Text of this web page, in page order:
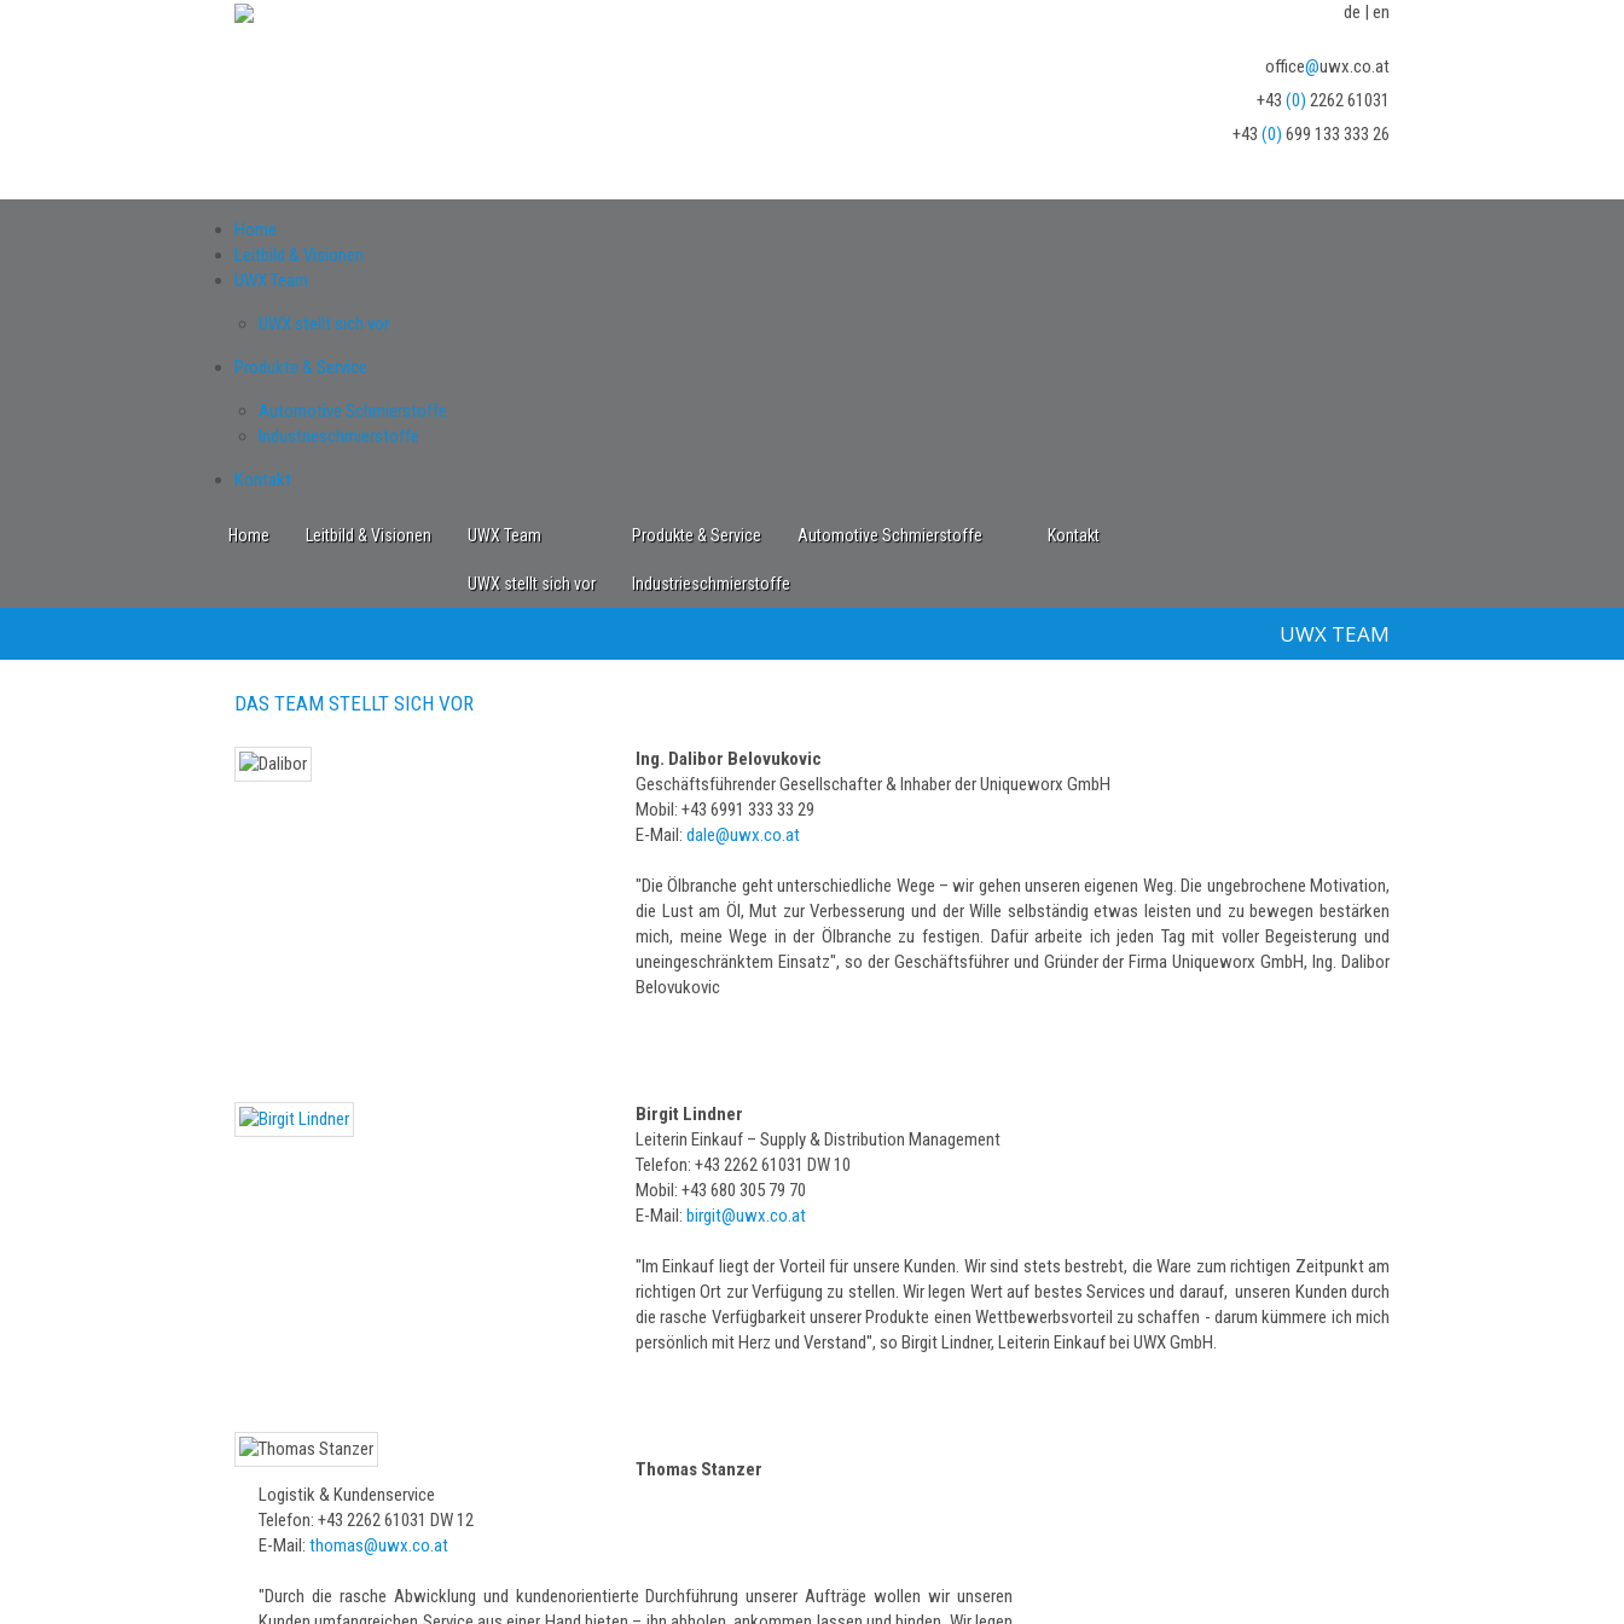
de | en
office@uwx.co.at
+43 (0) 2262 61031
+43 (0) 699 133 333 26
Home
Leitbild & Visionen
UWX Team
UWX stellt sich vor
Produkte & Service
Automotive Schmierstoffe
Industrieschmierstoffe
Kontakt
Home Leitbild & Visionen UWX Team
UWX stellt sich vor
Produkte & Service Automotive Schmierstoffe
Industrieschmierstoffe
Kontakt
UWX TEAM
DAS TEAM STELLT SICH VOR
Ing. Dalibor Belovukovic
Geschäftsführender Gesellschafter & Inhaber der Uniqueworx GmbH
Mobil: +43 6991 333 33 29
E-Mail: dale@uwx.co.at
"Die Ölbranche geht unterschiedliche Wege – wir gehen unseren eigenen Weg. Die ungebrochene Motivation,
die Lust am Öl, Mut zur Verbesserung und der Wille selbständig etwas leisten und zu bewegen bestärken
mich, meine Wege in der Ölbranche zu festigen. Dafür arbeite ich jeden Tag mit voller Begeisterung und
uneingeschränktem Einsatz", so der Geschäftsführer und Gründer der Firma Uniqueworx GmbH, Ing. Dalibor
Belovukovic
Birgit Lindner
Leiterin Einkauf – Supply & Distribution Management
Telefon: +43 2262 61031 DW 10
Mobil: +43 680 305 79 70
E-Mail: birgit@uwx.co.at
"Im Einkauf liegt der Vorteil für unsere Kunden. Wir sind stets bestrebt, die Ware zum richtigen Zeitpunkt am
richtigen Ort zur Verfügung zu stellen. Wir legen Wert auf bestes Services und darauf, unseren Kunden durch
die rasche Verfügbarkeit unserer Produkte einen Wettbewerbsvorteil zu schaffen - darum kümmere ich mich
persönlich mit Herz und Verstand", so Birgit Lindner, Leiterin Einkauf bei UWX GmbH.
Thomas Stanzer
Logistik & Kundenservice
Telefon: +43 2262 61031 DW 12
E-Mail: thomas@uwx.co.at
"Durch die rasche Abwicklung und kundenorientierte Durchführung unserer Aufträge wollen wir unseren